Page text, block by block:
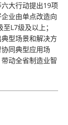
大行动提出19项
业由单点改造向
L7级及以上；
型场景和解决方
同典型应用场
动全省制造业智